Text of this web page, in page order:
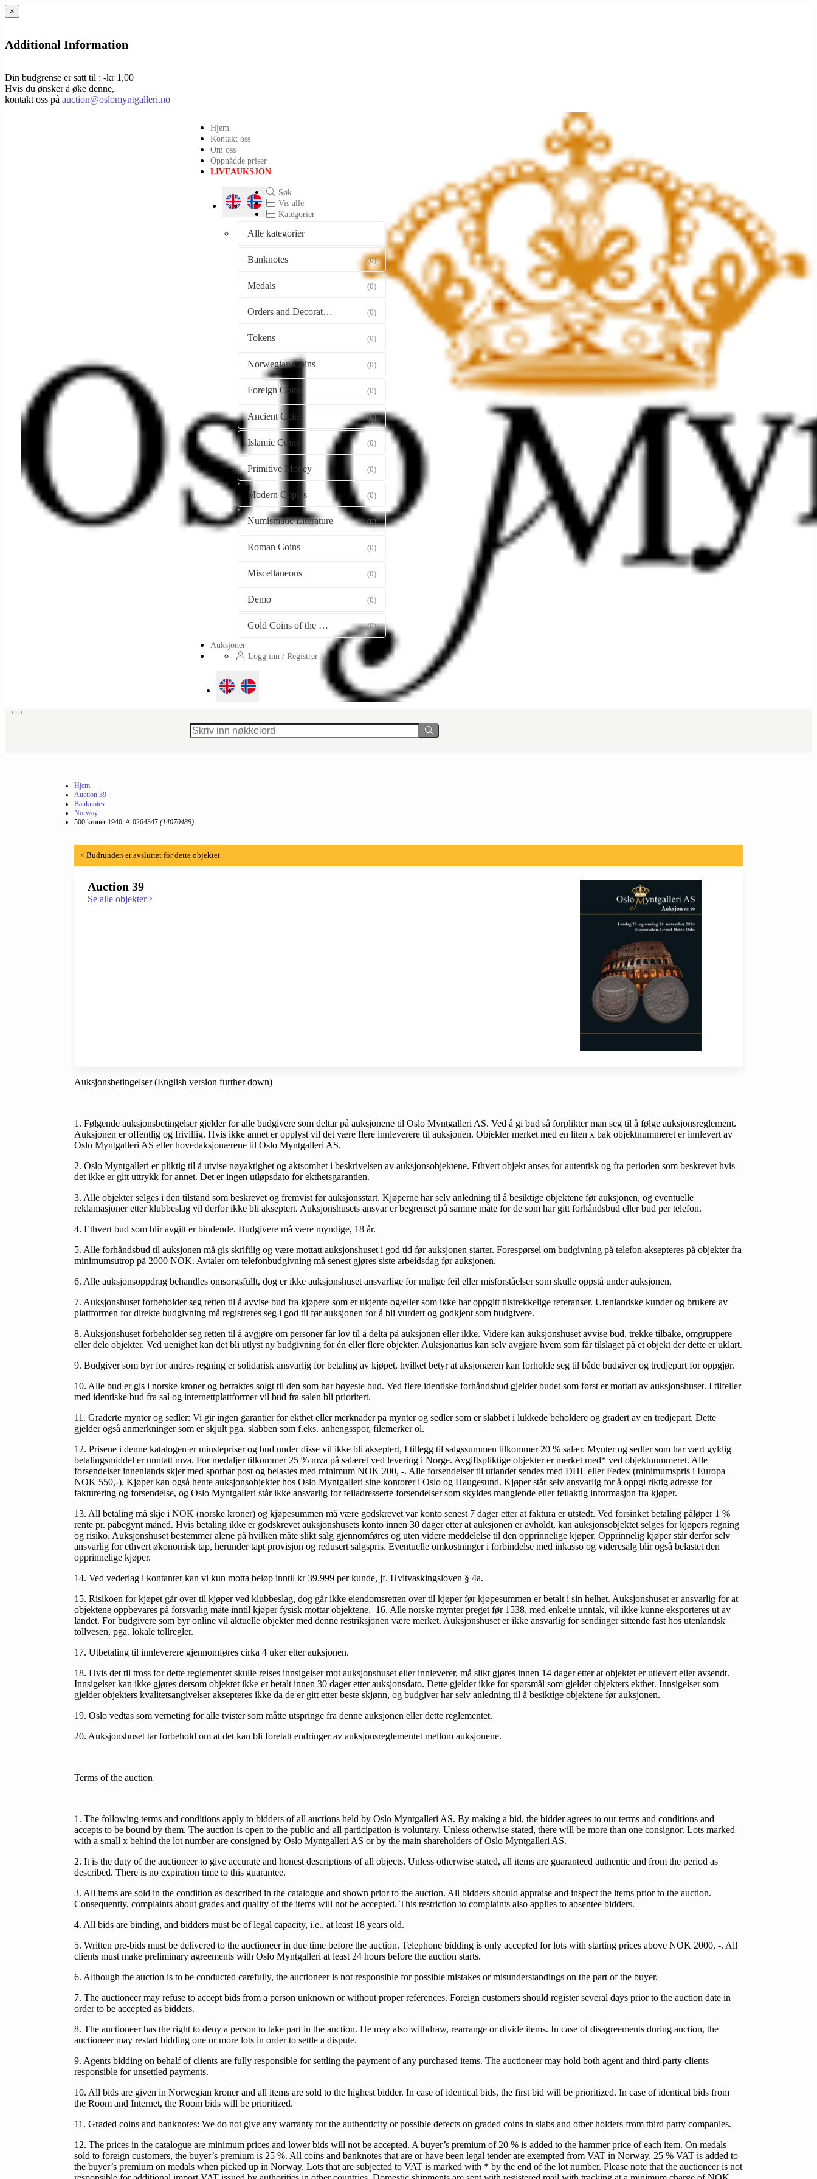
×
Additional Information
Din budgrense er satt til : -kr 1,00
Hvis du ønsker å øke denne,
kontakt oss på auction@oslomyntgalleri.no
Toggle
Hjem
Kontakt oss
Om oss
Oppnådde priser
LIVEAUKSJON
Søk
Vis alle
Kategorier
Alle kategorier
Banknotes (0)
Medals (0)
Orders and Decorations (0)
Tokens (0)
Norwegian Coins (0)
Foreign Coins (0)
Ancient Coins (0)
Islamic Coins (0)
Primitive Money (0)
Modern Copies (0)
Numismatic Literature (0)
Roman Coins (0)
Miscellaneous (0)
Demo (0)
Gold Coins of the World (0)
Auksjoner
Logg inn / Registrer
Hjem
Auction 39
Banknotes
Norway
500 kroner 1940. A.0264347 (14070489)
× Budrunden er avsluttet for dette objektet.
Auction 39
Se alle objekter
Auksjonsbetingelser (English version further down)
1. Følgende auksjonsbetingelser gjelder for alle budgivere som deltar på auksjonene til Oslo Myntgalleri AS. Ved å gi bud så forplikter man seg til å følge auksjonsreglement.
Auksjonen er offentlig og frivillig. Hvis ikke annet er opplyst vil det være flere innleverere til auksjonen. Objekter merket med en liten x bak objektnummeret er innlevert av
Oslo Myntgalleri AS eller hovedaksjonærene til Oslo Myntgalleri AS.
2. Oslo Myntgalleri er pliktig til å utvise nøyaktighet og aktsomhet i beskrivelsen av auksjonsobjektene. Ethvert objekt anses for autentisk og fra perioden som beskrevet hvis
det ikke er gitt uttrykk for annet. Det er ingen utløpsdato for ekthetsgarantien.
3. Alle objekter selges i den tilstand som beskrevet og fremvist før auksjonsstart. Kjøperne har selv anledning til å besiktige objektene før auksjonen, og eventuelle
reklamasjoner etter klubbeslag vil derfor ikke bli akseptert. Auksjonshusets ansvar er begrenset på samme måte for de som har gitt forhåndsbud eller bud per telefon.
4. Ethvert bud som blir avgitt er bindende. Budgivere må være myndige, 18 år.
5. Alle forhåndsbud til auksjonen må gis skriftlig og være mottatt auksjonshuset i god tid før auksjonen starter. Forespørsel om budgivning på telefon aksepteres på objekter fra
minimumsutrop på 2000 NOK. Avtaler om telefonbud­givning må senest gjøres siste arbeidsdag før auksjonen.
6. Alle auksjonsoppdrag behandles omsorgsfullt, dog er ikke auksjonshuset ansvarlige for mulige feil eller misforståelser som skulle oppstå under auksjonen.
7. Auksjonshuset forbeholder seg retten til å avvise bud fra kjøpere som er ukjente og/eller som ikke har oppgitt tilstrekkelige referanser. Utenlandske kunder og brukere av
plattformen for direkte budgivning må registreres seg i god til før auksjonen for å bli vurdert og godkjent som budgivere.
8. Auksjonshuset forbeholder seg retten til å avgjøre om personer får lov til å delta på auksjonen eller ikke. Videre kan auksjonshuset avvise bud, trekke tilbake, omgruppere
eller dele objekter. Ved uenighet kan det bli utlyst ny budgivning for én eller flere objekter. Auksjonarius kan selv avgjøre hvem som får tilslaget på et objekt der dette er uklart.
9. Budgiver som byr for andres regning er solidarisk ansvarlig for betaling av kjøpet, hvilket betyr at aksjonæren kan forholde seg til både budgiver og tredjepart for oppgjør.
10. Alle bud er gis i norske kroner og betraktes solgt til den som har høyeste bud. Ved flere identiske forhåndsbud gjelder budet som først er mottatt av auksjonshuset. I tilfeller
med identiske bud fra sal og internettplattformer vil bud fra salen bli prioritert.
11. Graderte mynter og sedler: Vi gir ingen garantier for ekthet eller merknader på mynter og sedler som er slabbet i lukkede beholdere og gradert av en tredjepart. Dette
gjelder også anmerkninger som er skjult pga. slabben som f.eks. anhengsspor, filemerker ol.
12. Prisene i denne katalogen er minstepriser og bud under disse vil ikke bli akseptert, I tillegg til salgssummen tilkommer 20 % salær. Mynter og sedler som har vært gyldig
betalingsmiddel er unntatt mva. For medaljer tilkommer 25 % mva på salæret ved levering i Norge. Avgiftspliktige objekter er merket med* ved objektnummeret. Alle
forsendelser innenlands skjer med sporbar post og belastes med minimum NOK 200, -. Alle forsendelser til utlandet sendes med DHL eller Fedex (minimumspris i Europa
NOK 550,-). Kjøper kan også hente auksjonsobjekter hos Oslo Myntgalleri sine kontorer i Oslo og Haugesund. Kjøper står selv ansvarlig for å oppgi riktig adresse for
fakturering og forsendelse, og Oslo Myntgalleri står ikke ansvarlig for feiladresserte forsendelser som skyldes manglende eller feilaktig informasjon fra kjøper.
13. All betaling må skje i NOK (norske kroner) og kjøpesummen må være godskrevet vår konto senest 7 dager etter at faktura er utstedt. Ved forsinket betaling påløper 1 %
rente pr. påbegynt måned. Hvis betaling ikke er godskrevet auksjonshusets konto innen 30 dager etter at auksjonen er avholdt, kan auksjonsobjektet selges for kjøpers regning
og risiko. Auksjonshuset bestemmer alene på hvilken måte slikt salg gjennomføres og uten videre meddelelse til den opprinnelige kjøper. Opprinnelig kjøper står derfor selv
ansvarlig for ethvert økonomisk tap, herunder tapt provisjon og redusert salgspris. Eventuelle omkostninger i forbindelse med inkasso og videresalg blir også belastet den
opprinnelige kjøper.
14. Ved vederlag i kontanter kan vi kun motta beløp inntil kr 39.999 per kunde, jf. Hvitvaskingsloven § 4a.
15. Risikoen for kjøpet går over til kjøper ved klubbeslag, dog går ikke eiendomsretten over til kjøper før kjøpesummen er betalt i sin helhet. Auksjonshuset er ansvarlig for at
objektene oppbevares på forsvarlig måte inntil kjøper fysisk mottar objektene. 16. Alle norske mynter preget før 1538, med enkelte unntak, vil ikke kunne eksporteres ut av
landet. For budgivere som byr online vil aktuelle objekter med denne restriksjonen være merket. Auksjonshuset er ikke ansvarlig for sendinger sittende fast hos utenlandsk
tollvesen, pga. lokale tollregler.
17. Utbetaling til innleverere gjennomføres cirka 4 uker etter auksjonen.
18. Hvis det til tross for dette reglementet skulle reises inn­sigelser mot auksjonshuset eller innleverer, må slikt gjøres innen 14 dager etter at objektet er utlevert eller avsendt.
Innsigelser kan ikke gjøres dersom objektet ikke er betalt innen 30 dager etter auksjonsdato. Dette gjelder ikke for spørsmål som gjelder objekters ekthet. Innsigelser som
gjelder objekters kvalitetsangivelser aksepteres ikke da de er gitt etter beste skjønn, og budgiver har selv anledning til å besiktige objektene før auksjonen.
19. Oslo vedtas som verneting for alle tvister som måtte utspringe fra denne auksjonen eller dette reglementet.
20. Auksjonshuset tar forbehold om at det kan bli foretatt endringer av auksjonsreglementet mellom auksjonene.
Terms of the auction
1. The following terms and conditions apply to bidders of all auctions held by Oslo Myntgalleri AS. By making a bid, the bidder agrees to our terms and conditions and
accepts to be bound by them. The auction is open to the public and all participation is voluntary. Unless otherwise stated, there will be more than one consignor. Lots marked
with a small x behind the lot number are consigned by Oslo Myntgalleri AS or by the main shareholders of Oslo Myntgalleri AS.
2. It is the duty of the auctioneer to give accurate and honest descriptions of all objects. Unless otherwise stated, all items are guaranteed authentic and from the period as
described. There is no expiration time to this guarantee.
3. All items are sold in the condition as described in the catalogue and shown prior to the auction. All bidders should appraise and inspect the items prior to the auction.
Consequently, complaints about grades and quality of the items will not be accepted. This restriction to complaints also applies to absentee bidders.
4. All bids are binding, and bidders must be of legal capacity, i.e., at least 18 years old.
5. Written pre-bids must be delivered to the auctioneer in due time before the auction. Telephone bidding is only accepted for lots with starting prices above NOK 2000, -. All
clients must make preliminary agreements with Oslo Myntgalleri at least 24 hours before the auction starts.
6. Although the auction is to be conducted carefully, the auctioneer is not responsible for possible mistakes or misunderstandings on the part of the buyer.
7. The auctioneer may refuse to accept bids from a person unknown or without proper references. Foreign customers should register several days prior to the auction date in
order to be accepted as bidders.
8. The auctioneer has the right to deny a person to take part in the auction. He may also withdraw, rearrange or divide items. In case of disagreements during auction, the
auctioneer may restart bidding one or more lots in order to settle a dispute.
9. Agents bidding on behalf of clients are fully responsible for settling the payment of any purchased items. The auctioneer may hold both agent and third-party clients
responsible for unsettled payments.
10. All bids are given in Norwegian kroner and all items are sold to the highest bidder. In case of identical bids, the first bid will be prioritized. In case of identical bids from
the Room and Internet, the Room bids will be prioritized.
11. Graded coins and banknotes: We do not give any warranty for the authenticity or possible defects on graded coins in slabs and other holders from third party companies.
12. The prices in the catalogue are minimum prices and lower bids will not be accepted. A buyer’s premium of 20 % is added to the hammer price of each item. On medals
sold to foreign customers, the buyer’s premium is 25 %. All coins and banknotes that are or have been legal tender are exempted from VAT in Norway. 25 % VAT is added to
the buyer’s premium on medals when picked up in Norway. Lots that are subjected to VAT is marked with * by the end of the lot number. Please note that the auctioneer is not